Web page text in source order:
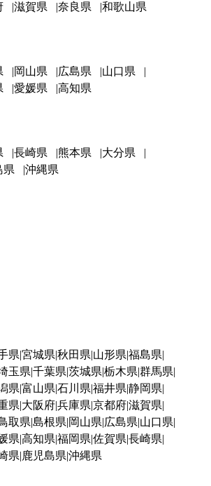
滋賀県 奈良県 和歌山県
岡山県 広島県
山口県
愛媛県 高知県
長崎県 熊本県
大分県
県 沖縄県
県 宮城県 秋田県 山形県 福島県
玉県 千葉県 茨城県 栃木県 群馬県
県 富山県 石川県 福井県 静岡県
県 大阪府兵庫県 京都府滋賀県
取県 島根県 岡山県 広島県 山口県
県 高知県 福岡県 佐賀県 長崎県
県 鹿児島県 沖縄県